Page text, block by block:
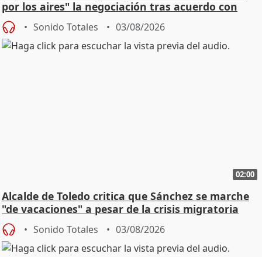
por los aires" la negociación tras acuerdo con
SMA
Sonido Totales 03/08/2026
02:00
Alcalde de Toledo critica que Sánchez se marche
"de vacaciones" a pesar de la crisis migratoria
Sonido Totales 03/08/2026